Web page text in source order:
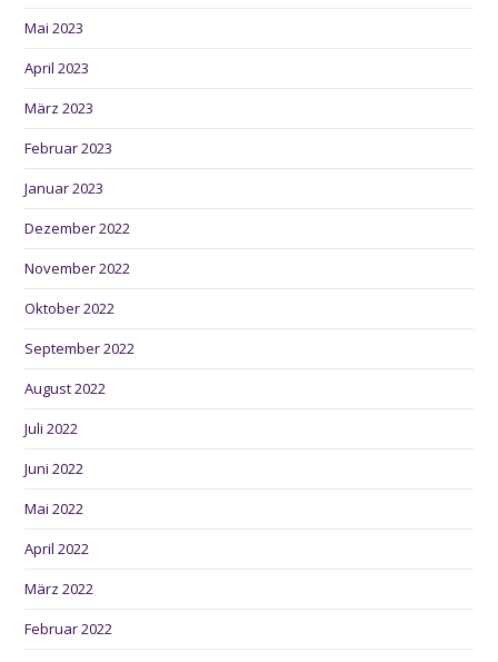
Mai 2023
April 2023
März 2023
Februar 2023
Januar 2023
Dezember 2022
November 2022
Oktober 2022
September 2022
August 2022
Juli 2022
Juni 2022
Mai 2022
April 2022
März 2022
Februar 2022